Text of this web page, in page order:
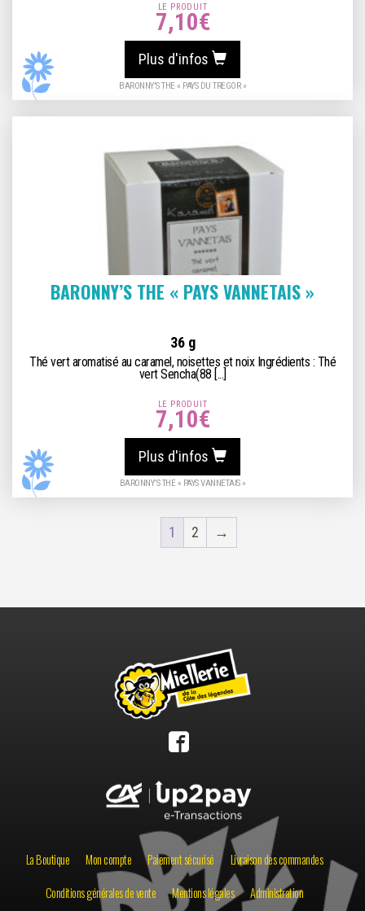
LE PRODUIT
7,10€
Plus d'infos
BARONNY’S THE « PAYS DU TREGOR »
BARONNY’S THE « PAYS VANNETAIS »
36 g
Thé vert aromatisé au caramel, noisettes et noix Ingrédients : Thé
vert Sencha(88 [...]
LE PRODUIT
7,10€
Plus d'infos
BARONNY’S THE « PAYS VANNETAIS »
1 2 →
La Boutique Mon compte Paiement sécurisé
Livraison des commandes
Conditions générales de vente
Mentions légales Administration